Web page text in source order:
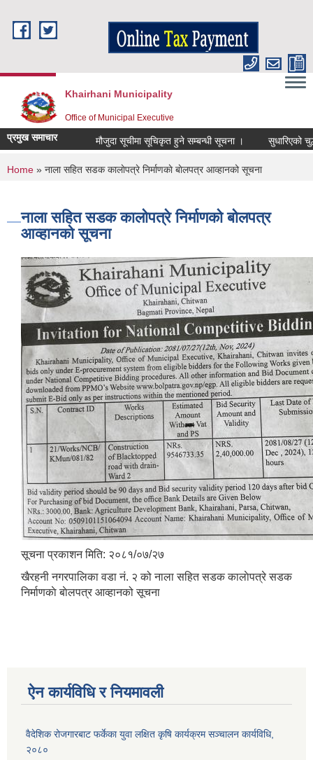
Khairhani Municipality
Office of Municipal Executive
प्रमुख समाचार मौजुदा सूचीमा सूचिकृत हुने सम्बन्धी सूचना । सुधारिएको चुल्हो
You are here
Home » नाला सहित सडक कालाेपत्रे निर्माणकाे बाेलपत्र आव्हानको सूचना
नाला सहित सडक कालाेपत्रे निर्माणकाे बाेलपत्र
आव्हानको सूचना
सूचना प्रकाशन मिति: २०८१/०७/२७
खैरहनी नगरपालिका वडा नं. २ को नाला सहित सडक कालाेपत्रे सडक
निर्माणकाे बाेलपत्र आव्हानको सूचना
ऐन कार्यविधि र नियमावली
वैदेशिक रोजगारबाट फर्केका युवा लक्षित कृषि कार्यक्रम सञ्चालन कार्यविधि,
२०८०